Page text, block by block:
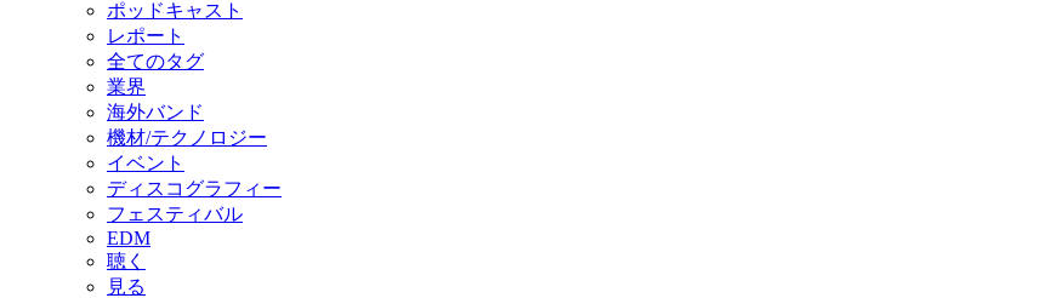
ポッドキャスト
レポート
全てのタグ
業界
海外バンド
機材/テクノロジー
イベント
ディスコグラフィー
フェスティバル
EDM
聴く
見る